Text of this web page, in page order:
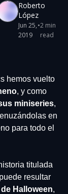
Roberto
López
Jun 25,
2019
•2 min
read
hemos vuelto
, y como
miniseries,
en
para todo el
resultar
Halloween,